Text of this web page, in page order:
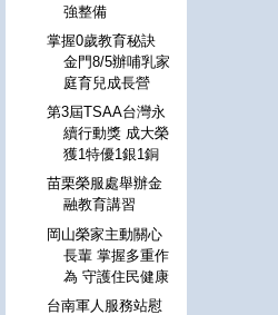
強整備
掌握0歲教育秘訣
金門8/5辦哺乳家
庭育兒成長營
第3屆TSAA台灣永
續行動獎 成大榮
獲1特優1銀1銅
苗栗榮服處舉辦金
融教育講習
岡山榮家主動關心
長輩 掌握多重作
為 守護住民健康
台南軍人服務站慰